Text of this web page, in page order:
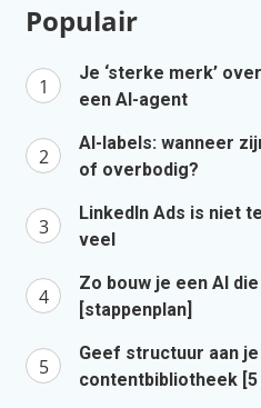
Populair
Je ‘sterke merk’
een AI-agent
AI-labels: wanneer
of overbodig?
LinkedIn Ads is niet
veel
Zo bouw je een AI
[stappenplan]
Geef structuur aan
contentbibliotheek [5